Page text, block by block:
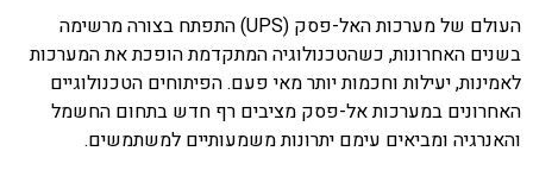
העולם של מערכות האל-פסק (UPS) התפתח בצורה מרשימה
בשנים האחרונות, כשהטכנולוגיה המתקדמת הופכת את המערכות
לאמינות, יעילות וחכמות יותר מאי פעם. הפיתוחים הטכנולוגיים
האחרונים במערכות אל-פסק מציבים רף חדש בתחום החשמל
והאנרגיה ומביאים עימם יתרונות משמעותיים למשתמשים.